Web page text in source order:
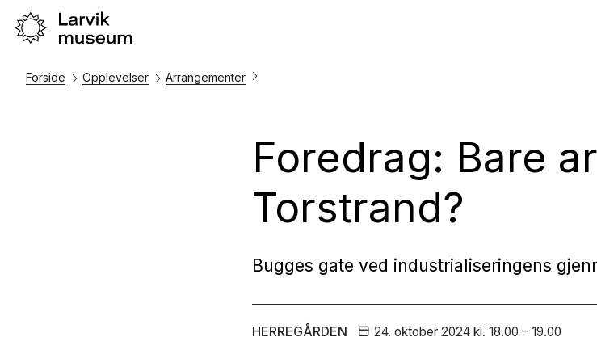
Forside Opplevelser Arrangementer
Foredrag: Bare
Torstrand?
Bugges gate ved industrialiseringens
HERREGÅRDEN 24. oktober 2024 kl. 18.00 – 19.00